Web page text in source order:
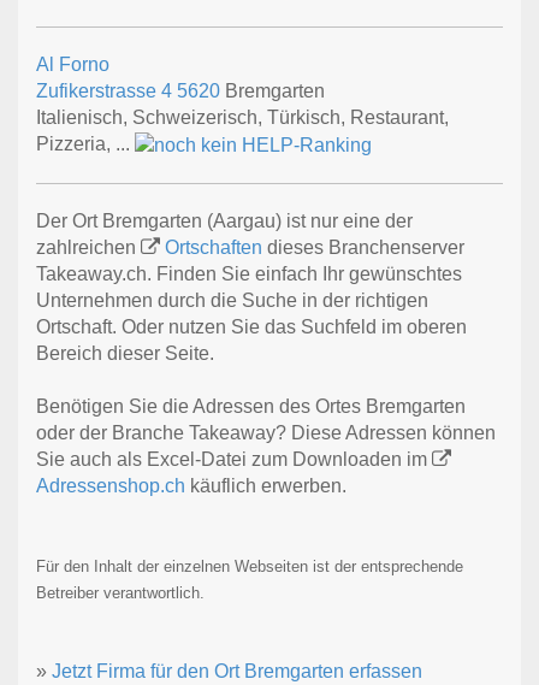
Al Forno
Zufikerstrasse 4 5620 Bremgarten
Italienisch, Schweizerisch, Türkisch, Restaurant,
Pizzeria, ...
Der Ort Bremgarten (Aargau) ist nur eine der
zahlreichen
Ortschaften dieses Branchenserver
Takeaway.ch. Finden Sie einfach Ihr gewünschtes
Unternehmen durch die Suche in der richtigen
Ortschaft. Oder nutzen Sie das Suchfeld im oberen
Bereich dieser Seite.
Benötigen Sie die Adressen des Ortes Bremgarten
oder der Branche Takeaway? Diese Adressen können
Sie auch als Excel-Datei zum Downloaden im
Adressenshop.ch käuflich erwerben.
Für den Inhalt der einzelnen Webseiten ist der entsprechende
Betreiber verantwortlich.
» Jetzt Firma für den Ort Bremgarten erfassen